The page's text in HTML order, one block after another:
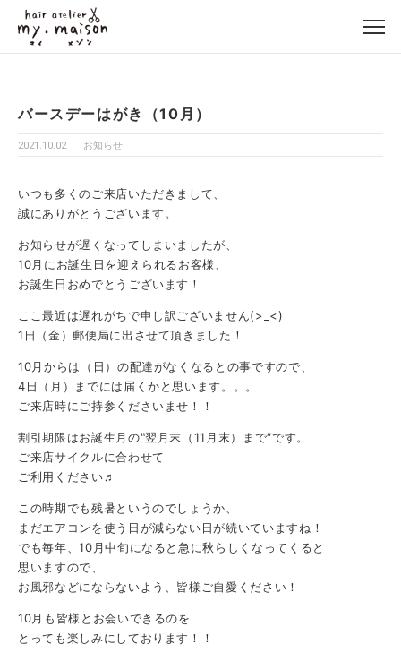
バースデーはがき（10月）
2021.10.02 お知らせ
いつも多くのご来店いただきまして、
誠にありがとうございます。
お知らせが遅くなってしまいましたが、
10月にお誕生日を迎えられるお客様、
お誕生日おめでとうございます！
ここ最近は遅れがちで申し訳ございません(>_<)
1日（金）郵便局に出させて頂きました！
10月からは（日）の配達がなくなるとの事ですので、
4日（月）までには届くかと思います。。。
ご来店時にご持参くださいませ！！
割引期限はお誕生月の‶翌月末（11月末）まで″です。
ご来店サイクルに合わせて
ご利用ください♬
この時期でも残暑というのでしょうか、
まだエアコンを使う日が減らない日が続いていますね！
でも毎年、10月中旬になると急に秋らしくなってくると
思いますので、
お風邪などにならないよう、皆様ご自愛ください！
10月も皆様とお会いできるのを
とっても楽しみにしております！！